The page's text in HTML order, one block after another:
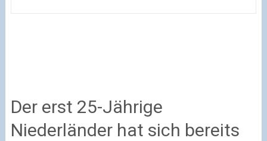
Der erst 25-Jährige
Niederländer hat sich bereits